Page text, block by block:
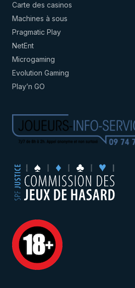
Carte des casinos
Machines à sous
Pragmatic Play
NetEnt
Microgaming
Evolution Gaming
Play’n GO